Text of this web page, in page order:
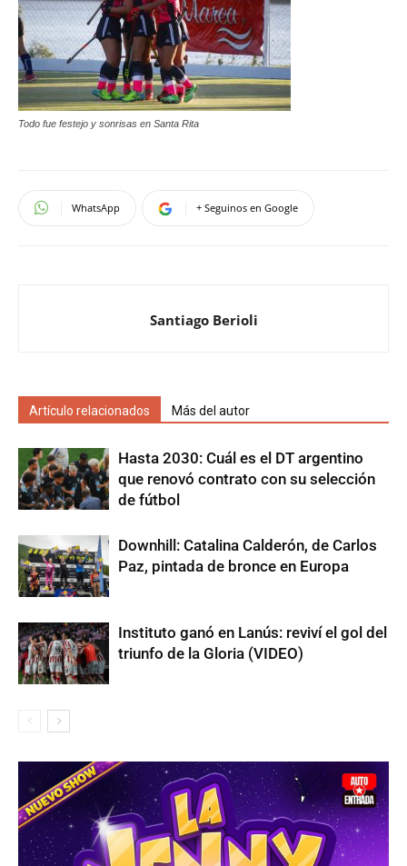
Todo fue festejo y sonrisas en Santa Rita
WhatsApp + Seguinos en Google
Santiago Berioli
Artículo relacionados Más del autor
Hasta 2030: Cuál es el DT argentino
que renovó contrato con su selección
de fútbol
Downhill: Catalina Calderón, de Carlos
Paz, pintada de bronce en Europa
Instituto ganó en Lanús: reviví el gol del
triunfo de la Gloria (VIDEO)